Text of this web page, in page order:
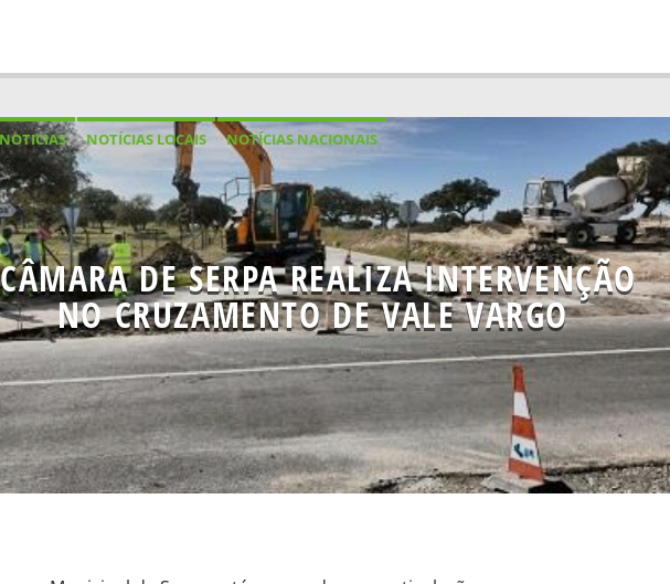
NOTICIAS NOTÍCIAS LOCAIS NOTÍCIAS NACIONAIS
CÂMARA DE SERPA REALIZA INTERVENÇÃO
NO CRUZAMENTO DE VALE VARGO